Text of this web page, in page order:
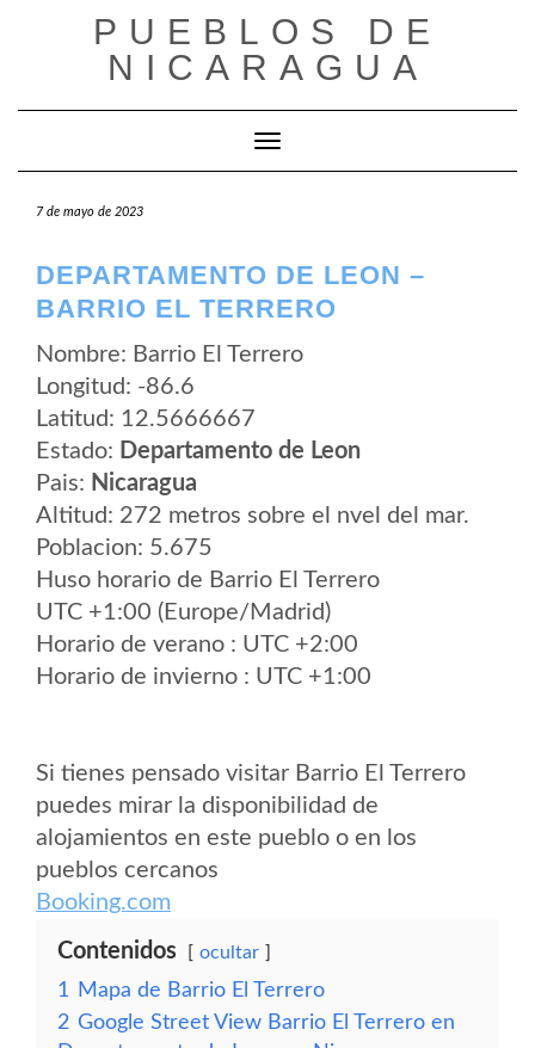
PUEBLOS DE
NICARAGUA
Cambiar modo de navegación
7 de mayo de 2023
DEPARTAMENTO DE LEON –
BARRIO EL TERRERO
Nombre: Barrio El Terrero
Longitud: -86.6
Latitud: 12.5666667
Estado: Departamento de Leon
Pais: Nicaragua
Altitud: 272 metros sobre el nvel del mar.
Poblacion: 5.675
Huso horario de Barrio El Terrero
UTC +1:00 (Europe/Madrid)
Horario de verano : UTC +2:00
Horario de invierno : UTC +1:00
Si tienes pensado visitar Barrio El Terrero
puedes mirar la disponibilidad de
alojamientos en este pueblo o en los
pueblos cercanos
Booking.com
Contenidos ocultar
1
Mapa de Barrio El Terrero
2 Google Street View Barrio El Terrero en